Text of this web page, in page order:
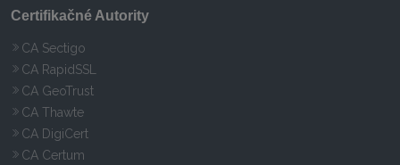
Certifikačné Autority
CA Sectigo
CA RapidSSL
CA GeoTrust
CA Thawte
CA DigiCert
CA Certum